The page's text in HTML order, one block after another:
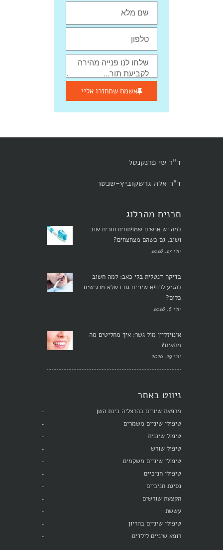
אשמח שתחזרו אליי
ד''ר שי פרנקנטל
ד"ר אלה גרשקוביץ-שכטר
תכנים מהבלוג
למה יש אנשים שמפתחים חורים שוב
ושוב, גם כשהם מצחצחים?
יולי 27, 2026
בדיקה דנטלית בלי כאב: למה חשוב
להגיע לרופא שיניים גם כשלא מרגישים
כלום?
יולי 6, 2026
אינויזליין מול גשר: איך מחליטים מה
מתאים?
יוני 29, 2026
ניווט באתר
מרפאת שיניים בהרצליה בינת השן
טיפולי שיניים משמרים
טיפול שיננית
טיפול שורש
טיפולי שיניים משקמים
טיפולי חניכיים
נסיגת חניכיים
הקצעת שורשים
עששת
טיפולי שיניים בהריון
רופא שיניים לילדים